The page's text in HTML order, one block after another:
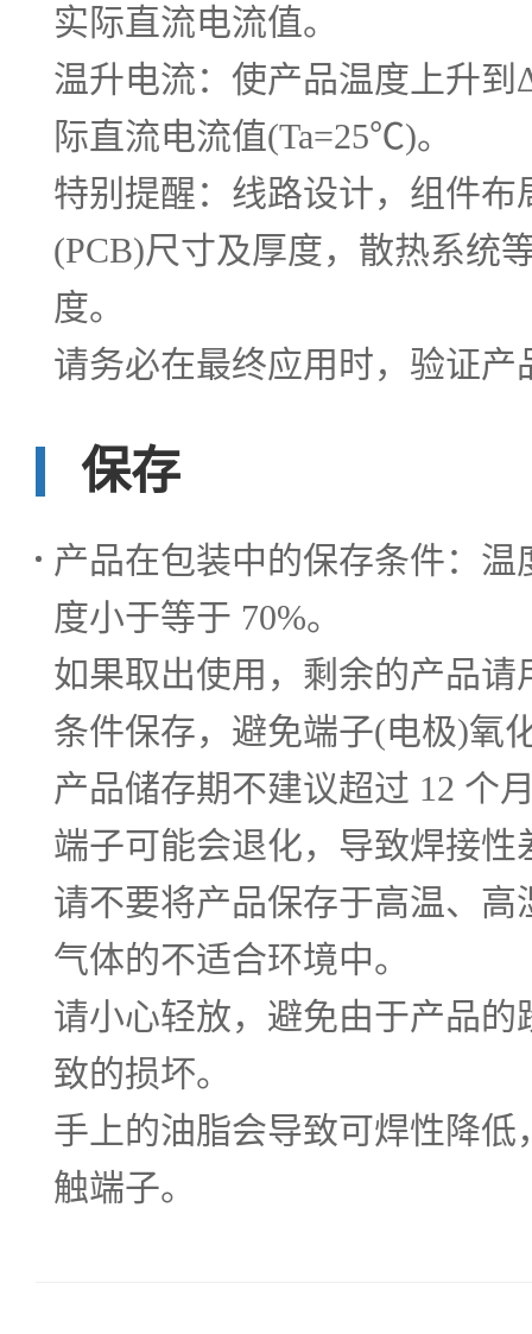
实际直流电流值。
温升电流：使产品温度上升
际直流电流值(Ta=25℃)。
特别提醒：线路设计，组件布
(PCB)尺寸及厚度，散热系统
度。
请务必在最终应用时，验证产
保存
产品在包装中的保存条件：温
度小于等于 70%。
如果取出使用，剩余的产品请
条件保存，避免端子(电极)氧
产品储存期不建议超过 12 个
端子可能会退化，导致焊接性
请不要将产品保存于高温、高
气体的不适合环境中。
请小心轻放，避免由于产品的
致的损坏。
手上的油脂会导致可焊性降低
触端子。